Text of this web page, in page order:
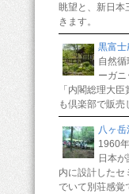
眺望と、新日本
きます。
黒富士
自然
ーガ
「内閣総理大
も倶楽部で販売
八ヶ
1960
日本
内に設計したセ
でいて別荘感覚